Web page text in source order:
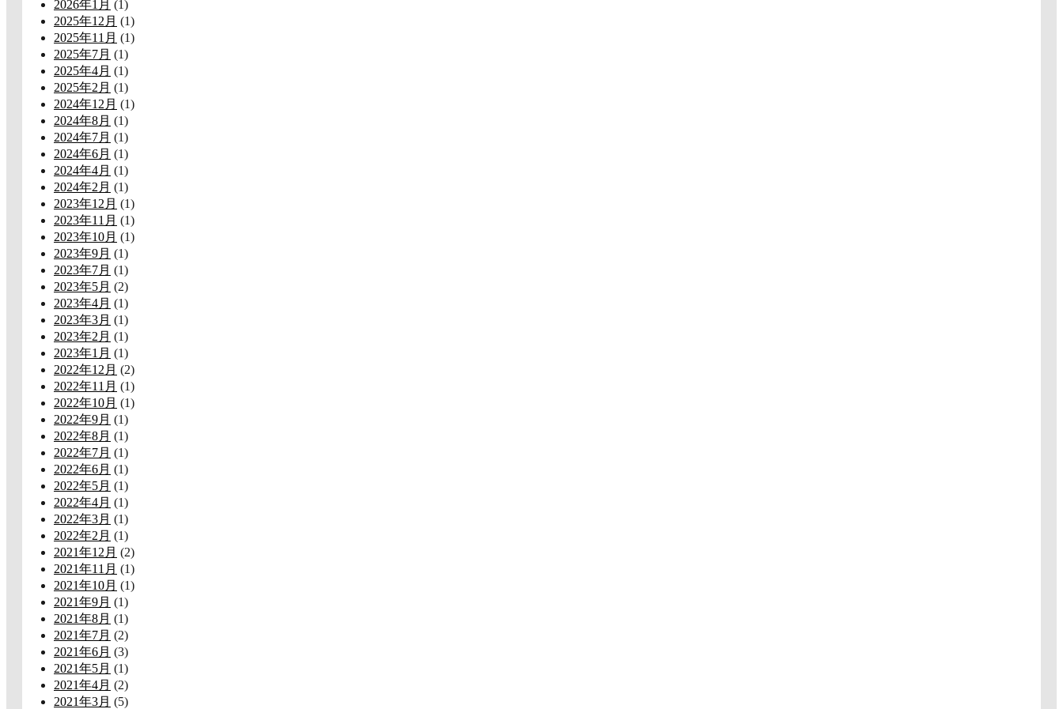
2026年1月 (1)
2025年12月 (1)
2025年11月 (1)
2025年7月 (1)
2025年4月 (1)
2025年2月 (1)
2024年12月 (1)
2024年8月 (1)
2024年7月 (1)
2024年6月 (1)
2024年4月 (1)
2024年2月 (1)
2023年12月 (1)
2023年11月 (1)
2023年10月 (1)
2023年9月 (1)
2023年7月 (1)
2023年5月 (2)
2023年4月 (1)
2023年3月 (1)
2023年2月 (1)
2023年1月 (1)
2022年12月 (2)
2022年11月 (1)
2022年10月 (1)
2022年9月 (1)
2022年8月 (1)
2022年7月 (1)
2022年6月 (1)
2022年5月 (1)
2022年4月 (1)
2022年3月 (1)
2022年2月 (1)
2021年12月 (2)
2021年11月 (1)
2021年10月 (1)
2021年9月 (1)
2021年8月 (1)
2021年7月 (2)
2021年6月 (3)
2021年5月 (1)
2021年4月 (2)
2021年3月 (5)